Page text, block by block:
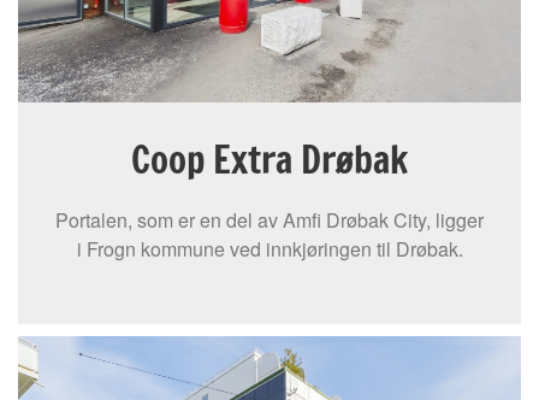
Coop Extra Drøbak
Portalen, som er en del av Amfi Drøbak City, ligger
i Frogn kommune ved innkjøringen til Drøbak.